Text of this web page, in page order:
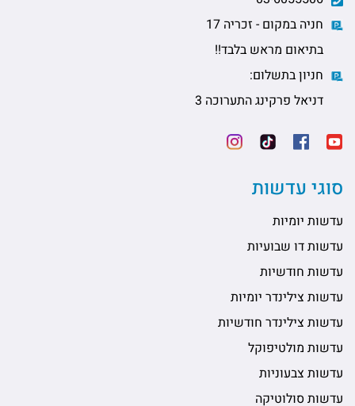
חניה במקום - זכריה 17
בתיאום מראש בלבד!!
חניון בתשלום:
דניאל פרקינג התערוכה 3
סוגי עדשות
עדשות יומיות
עדשות דו שבועיות
עדשות חודשיות
עדשות צילינדר יומיות
עדשות צילינדר חודשיות
עדשות מולטיפוקל
עדשות צבעוניות
עדשות סולוטיקה